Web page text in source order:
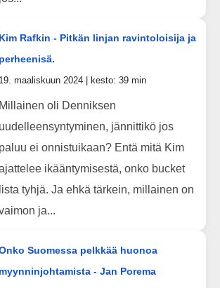
Kim Rafkin - Pitkän linjan ravintoloisija ja
perheenisä.
19. maaliskuun 2024 | kesto: 39 min
Millainen oli Denniksen
uudelleensyntyminen, jännittikö jos
paluu ei onnistuikaan? Entä mitä Kim
ikääntymisestä, onko bucket
lista tyhjä. Ja ehkä tärkein, millainen on
ja...
Suomessa pelkkää huonoa
myynninjohtamista - Jan Porema